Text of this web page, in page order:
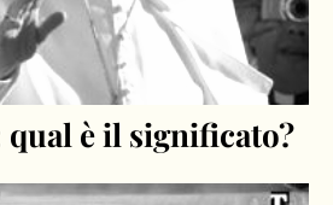
è il significato?